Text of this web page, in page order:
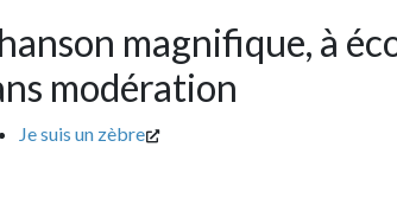
magnifique, à écouter
un zèbre